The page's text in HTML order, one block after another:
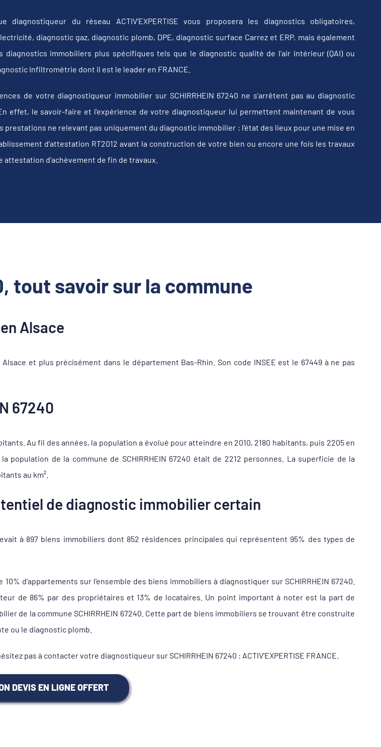
diagnostiqueur du réseau ACTIV'EXPERTISE vous proposera les diagnostics obligatoires,
diagnostic gaz, diagnostic plomb, DPE, diagnostic surface Carrez et ERP, mais également
diagnostics immobiliers plus spécifiques tels que le diagnostic qualité de l'air intérieur (QAI) ou
Infiltrométrie dont il est le leader en FRANCE.
de votre diagnostiqueur immobilier sur SCHIRRHEIN 67240 ne s'arrêtent pas au diagnostic
effet, le savoir-faire et l'expérience de votre diagnostiqueur lui permettent maintenant de vous
prestations ne relevant pas uniquement du diagnostic immobilier : l'état des lieux pour une mise en
d’attestation RT2012 avant la construction de votre bien ou encore une fois les travaux
attestation d'achèvement de fin de travaux.
tout savoir sur la commune
Alsace
et plus précisément dans le département Bas-Rhin. Son code INSEE est le 67449 à ne pas
67240
Au fil des années, la population a évolué pour atteindre en 2010, 2180 habitants, puis 2205 en
de la commune de SCHIRRHEIN 67240 était de 2212 personnes. La superficie de la
au km².
de diagnostic immobilier certain
à 897 biens immobiliers dont 852 résidences principales qui représentent 95% des types de
d'appartements sur l'ensemble des biens immobiliers à diagnostiquer sur SCHIRRHEIN 67240.
de 86% par des propriétaires et 13% de locataires. Un point important à noter est la part de
de la commune SCHIRRHEIN 67240. Cette part de biens immobiliers se trouvant être construite
ou le diagnostic plomb.
pas à contacter votre diagnostiqueur sur SCHIRRHEIN 67240 : ACTIV'EXPERTISE FRANCE.
DEVIS EN LIGNE OFFERT